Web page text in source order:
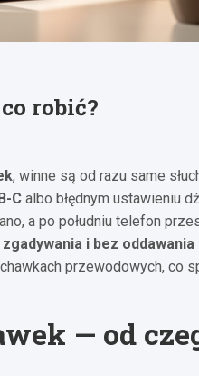
robić?
, winne są od razu same
C albo błędnym ustawieniu
a po południu telefon
i bez
przewodowych, co
— od